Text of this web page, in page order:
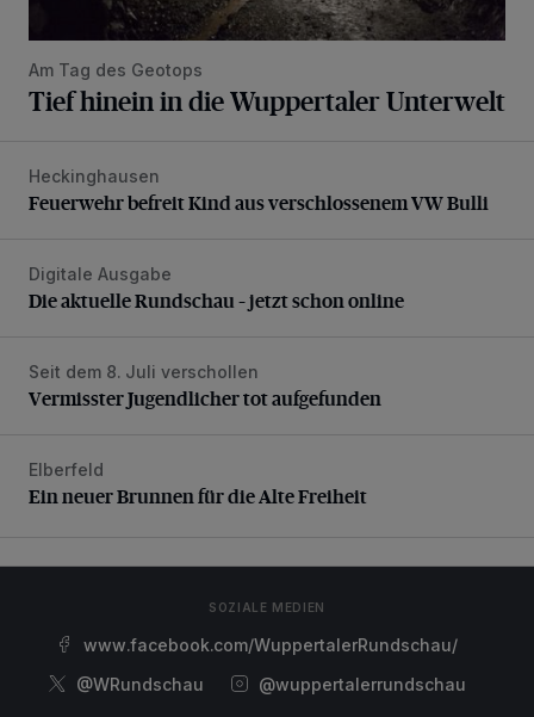
Am Tag des Geotops
Tief hinein in die Wuppertaler Unterwelt
Feuerwehr befreit Kind aus verschlossenem VW Bulli
Heckinghausen
Feuerwehr befreit Kind aus verschlossenem VW Bulli
Die aktuelle Rundschau – jetzt schon online
Digitale Ausgabe
Die aktuelle Rundschau – jetzt schon online
Vermisster Jugendlicher tot aufgefunden
Seit dem 8. Juli verschollen
Vermisster Jugendlicher tot aufgefunden
Ein neuer Brunnen für die Alte Freiheit
Elberfeld
Ein neuer Brunnen für die Alte Freiheit
SOZIALE MEDIEN
www.facebook.com/WuppertalerRundschau/
@WRundschau
@wuppertalerrundschau